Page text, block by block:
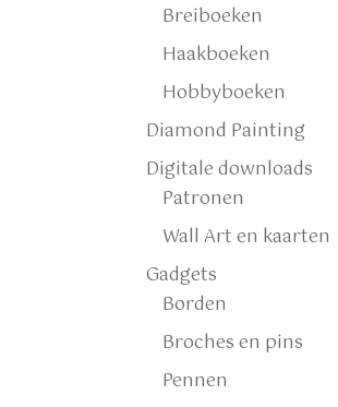
Breiboeken
Haakboeken
Hobbyboeken
Diamond Painting
Digitale downloads
Patronen
Wall Art en kaarten
Gadgets
Borden
Broches en pins
Pennen